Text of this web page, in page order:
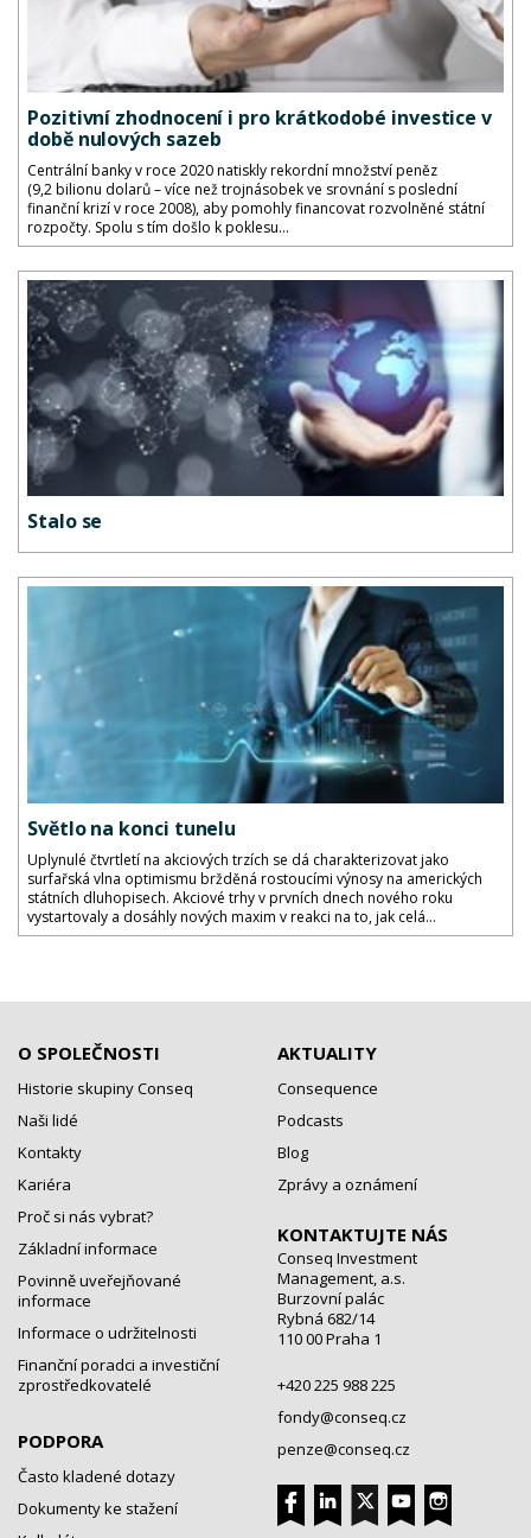
Pozitivní zhodnocení i pro krátkodobé investice v
době nulových sazeb
Centrální banky v roce 2020 natiskly rekordní množství peněz
(9,2 bilionu dolarů – více než trojnásobek ve srovnání s poslední
finanční krizí v roce 2008), aby pomohly financovat rozvolněné státní
rozpočty. Spolu s tím došlo k poklesu...
Stalo se
Světlo na konci tunelu
Uplynulé čtvrtletí na akciových trzích se dá charakterizovat jako
surfařská vlna optimismu bržděná rostoucími výnosy na amerických
státních dluhopisech. Akciové trhy v prvních dnech nového roku
vystartovaly a dosáhly nových maxim v reakci na to, jak celá...
O SPOLEČNOSTI
Historie skupiny Conseq
Naši lidé
Kontakty
Kariéra
Proč si nás vybrat?
Základní informace
Povinně uveřejňované
informace
Informace o udržitelnosti
Finanční poradci a investiční
zprostředkovatelé
PODPORA
Často kladené dotazy
Dokumenty ke stažení
AKTUALITY
Consequence
Podcasts
Blog
Zprávy a oznámení
KONTAKTUJTE NÁS
Conseq Investment
Management, a.s.
Burzovní palác
Rybná 682/14
110 00 Praha 1
+420 225 988 225
fondy@conseq.cz
penze@conseq.cz